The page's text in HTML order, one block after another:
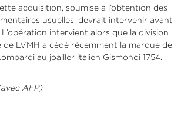
acquisition, soumise à l’obtention des
usuelles, devrait intervenir avant
L’opération intervient alors que la division
de LVMH a cédé récemment la marque de
au joailler italien Gismondi 1754.
AFP)